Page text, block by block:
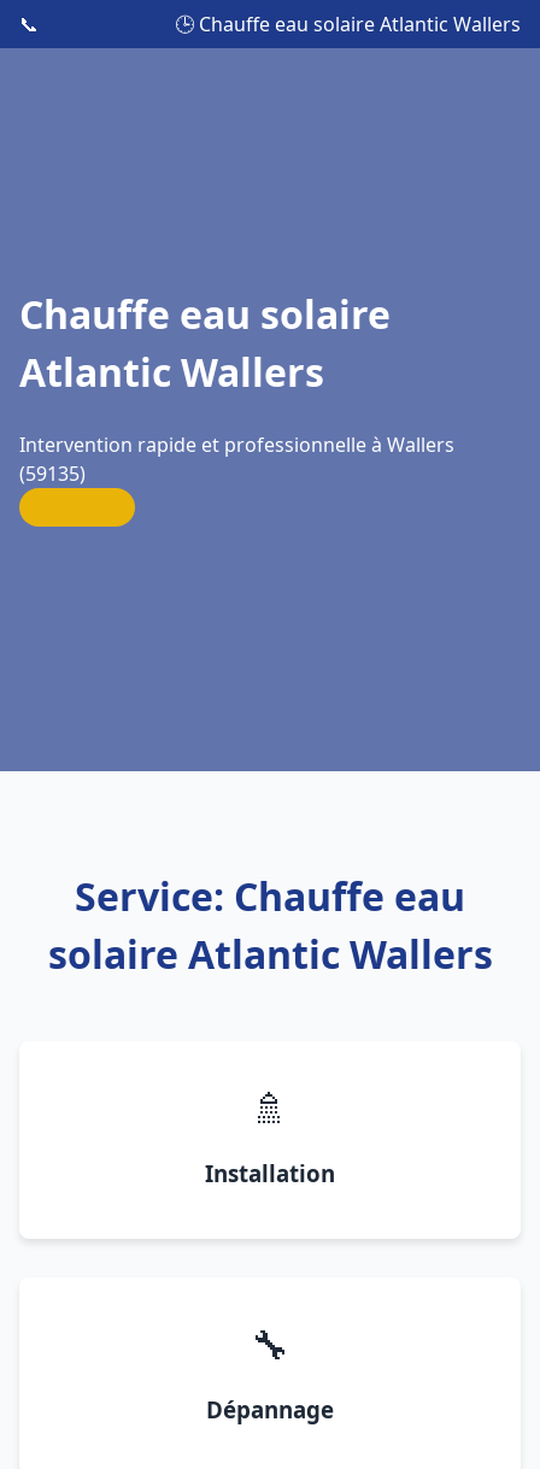
📞 🕒 Chauffe eau solaire Atlantic Wallers
Chauffe eau solaire
Atlantic Wallers
Intervention rapide et professionnelle à Wallers
(59135)
Service: Chauffe eau
solaire Atlantic Wallers
🚿
Installation
🔧
Dépannage